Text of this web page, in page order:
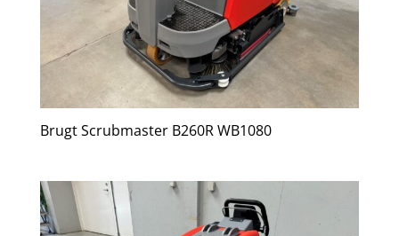
Brugt Scrubmaster B260R WB1080